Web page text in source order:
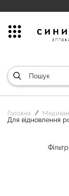
Головна
Для відновлення
Фільтр